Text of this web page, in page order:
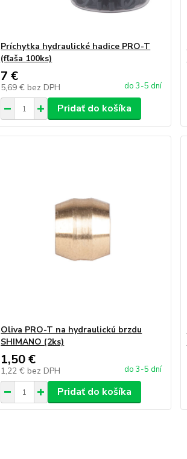
Príchytka hydraulické hadice PRO-T
(fľaša 100ks)
7 €
5,69 € bez DPH do 3-5 dní
Pridať do košíka
Oliva PRO-T na hydraulickú brzdu
SHIMANO (2ks)
1,50 €
1,22 € bez DPH do 3-5 dní
Pridať do košíka